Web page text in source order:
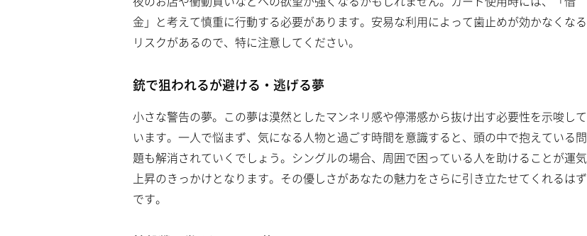
金」と考えて慎重に行動する必要があります。安易な利用によって歯止めが効かなくなる
リスクがあるので、特に注意してください。
銃で狙われるが避ける・逃げる夢
小さな警告の夢。この夢は漠然としたマンネリ感や停滞感から抜け出す必要性を示唆して
います。一人で悩まず、気になる人物と過ごす時間を意識すると、頭の中で抱えている問
題も解消されていくでしょう。シングルの場合、周囲で困っている人を助けることが運気
上昇のきっかけとなります。その優しさがあなたの魅力をさらに引き立たせてくれるはず
です。